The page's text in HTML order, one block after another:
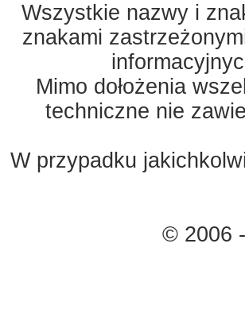
Wszystkie nazwy i
znakami
Mimo dołożenia
techniczne nie
W przypadku
© 2006